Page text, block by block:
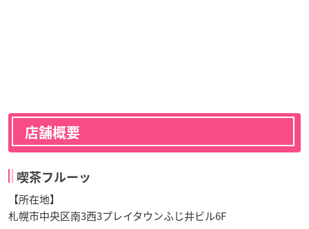
店舗概要
喫茶フルーッ
【所在地】
札幌市中央区南3西3プレイタウンふじ井ビル6F